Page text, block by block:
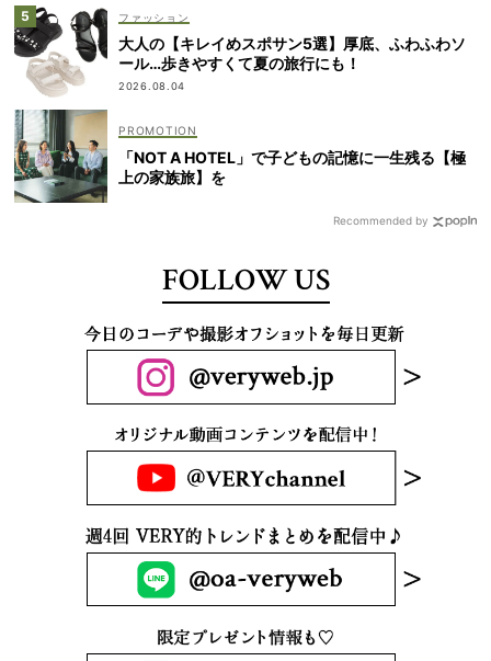
ファッション
大人の【キレイめスポサン5選】厚底、ふわふわソ
ール…歩きやすくて夏の旅行にも！
2026.08.04
「NOT A HOTEL」で子どもの記憶に一生残る【極
上の家族旅】を
Recommended by
FOLLOW US